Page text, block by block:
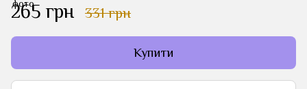
265 грн 331 грн
Купити